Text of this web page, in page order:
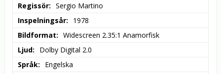
Regissör
Sergio Martino
Inspelningsår
1978
Bildformat
Widescreen 2.35:1 Anamorfisk
Ljud
Dolby Digital 2.0
Språk
Engelska